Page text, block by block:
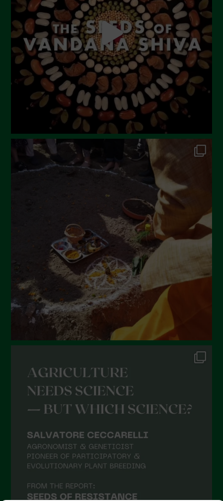
Luglio 2023
Giugno 2023
Maggio 2023
Aprile 2023
Marzo 2023
Febbraio 2023
Dicembre 2022
Novembre 2022
Ottobre 2022
Settembre 2022
Aprile 2022
Febbraio 2022
Gennaio 2022
Dicembre 2021
Novembre 2021
Settembre 2021
Agosto 2021
Luglio 2021
Aprile 2021
Febbraio 2021